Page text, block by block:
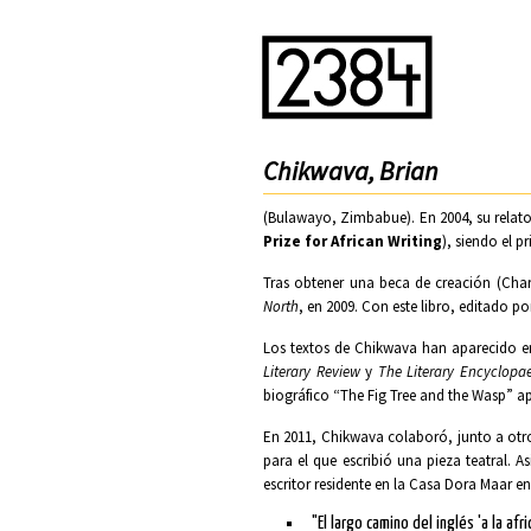
Chikwava, Brian
(Bulawayo, Zimbabue). En 2004, su
Prize for African Writing), siendo el
Tras obtener una beca de creación
North, en 2009. Con este libro, editado
Los textos de Chikwava han aparecido
Literary Reviewy The Literary
biográfico “The Fig Tree and the Wasp”
En 2011, Chikwava colaboró, junto a
para el que escribió una pieza teatral.
escritor residente en la Casa Dora Maar
"El largo camino del inglés 'a la